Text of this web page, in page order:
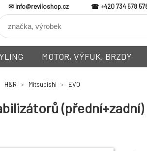
info@reviloshop.cz +420 734 578
MOTOR, VÝFUK, BRZDY
H&R Mitsubishi EVO